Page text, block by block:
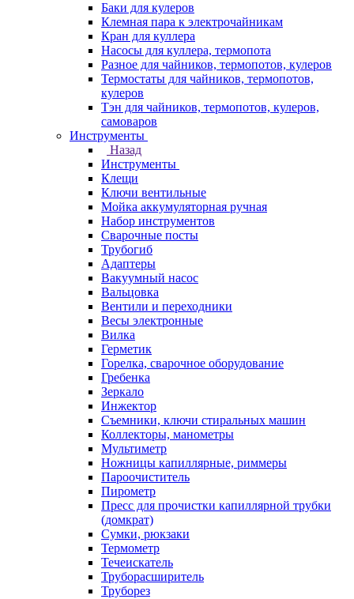
Баки для кулеров
Клемная пара к электрочайникам
Кран для куллера
Насосы для куллера, термопота
Разное для чайников, термопотов, кулеров
Термостаты для чайников, термопотов,
кулеров
Тэн для чайников, термопотов, кулеров,
самоваров
Инструменты
Назад
Инструменты
Клещи
Ключи вентильные
Мойка аккумуляторная ручная
Набор инструментов
Сварочные посты
Трубогиб
Aдаптеры
Вакуумный насос
Вальцовка
Вентили и переходники
Весы электронные
Вилка
Герметик
Горелка, сварочное оборудование
Гребенка
Зеркало
Инжектор
Съемники, ключи стиральных машин
Коллекторы, манометры
Мультиметр
Ножницы капиллярные, риммеры
Пароочиститель
Пирометр
Пресс для прочистки капиллярной трубки
(домкрат)
Сумки, рюкзаки
Термометр
Течеискатель
Труборасширитель
Труборез